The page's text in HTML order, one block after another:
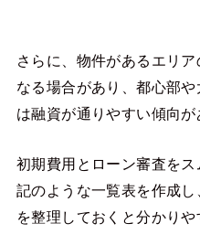
さらに、物件があるエリ
なる場合があり、都心部
は融資が通りやすい傾向が
初期費用とローン審査を
記のような一覧表を作成
を整理しておくと分かりや